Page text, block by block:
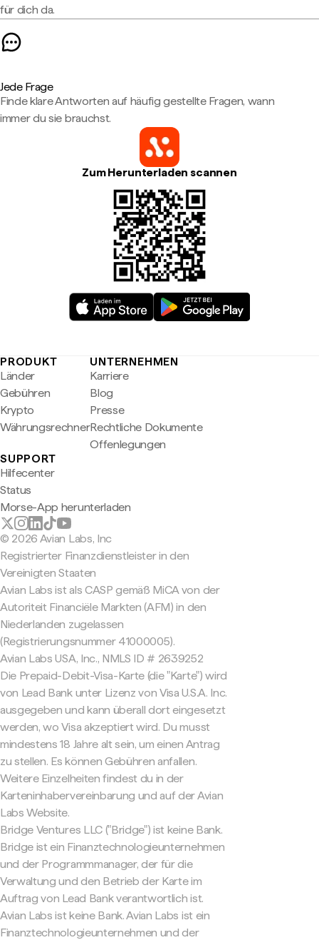
für dich da.
Jede Frage
Finde klare Antworten auf häufig gestellte Fragen, wann
immer du sie brauchst.
Zum Herunterladen scannen
PRODUKT
Länder
Gebühren
Krypto
Währungsrechner
UNTERNEHMEN
Karriere
Blog
Presse
Rechtliche Dokumente
Offenlegungen
SUPPORT
Hilfecenter
Status
Morse-App herunterladen
© 2026 Avian Labs, Inc
Registrierter Finanzdienstleister in den
Vereinigten Staaten
Avian Labs ist als CASP gemäß MiCA von der
Autoriteit Financiële Markten (AFM) in den
Niederlanden zugelassen
(Registrierungsnummer 41000005).
Avian Labs USA, Inc., NMLS ID # 2639252
Die Prepaid-Debit-Visa-Karte (die "Karte") wird
von Lead Bank unter Lizenz von Visa U.S.A. Inc.
ausgegeben und kann überall dort eingesetzt
werden, wo Visa akzeptiert wird. Du musst
mindestens 18 Jahre alt sein, um einen Antrag
zu stellen. Es können Gebühren anfallen.
Weitere Einzelheiten findest du in der
Karteninhabervereinbarung und auf der Avian
Labs Website.
Bridge Ventures LLC ("Bridge") ist keine Bank.
Bridge ist ein Finanztechnologieunternehmen
und der Programmmanager, der für die
Verwaltung und den Betrieb der Karte im
Auftrag von Lead Bank verantwortlich ist.
Avian Labs ist keine Bank. Avian Labs ist ein
Finanztechnologieunternehmen und der